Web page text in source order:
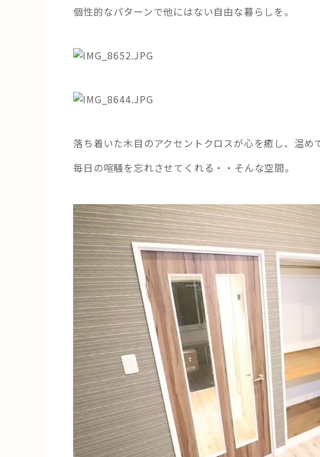
「モノ」
「ひと」
個性的なパターンで他にはない自由な暮らしを。
落ち着いた木目のアクセントクロスが心を癒し、温め
毎日の喧騒を忘れさせてくれる・・そんな空間。